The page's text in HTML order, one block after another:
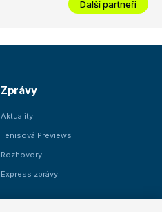
Další partneři
Zprávy
Aktuality
Tenisová Previews
Rozhovory
Express zprávy